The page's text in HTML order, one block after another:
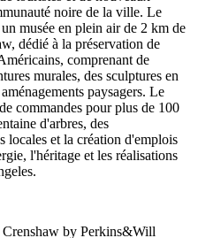
noire de la ville. Le
musée en plein air de 2 km de
dédié à la préservation de
comprenant de
murales, des sculptures en
paysagers. Le
commandes pour plus de 100
d'arbres, des
locales et la création d'emplois
l'héritage et les réalisations